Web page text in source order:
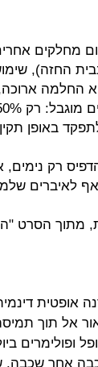
מחלקים
החזה),
החלמה ארוכה,
באופן
רק
לאיברים
הסרט
אל תוך
ופולימרים
אחר שכבה.